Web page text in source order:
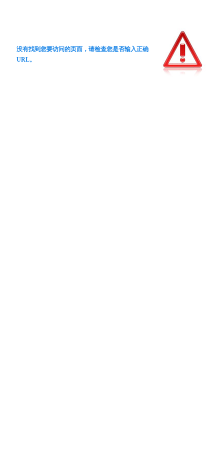
没有找到您要访问的页面，请检查您是否输入正确
URL。